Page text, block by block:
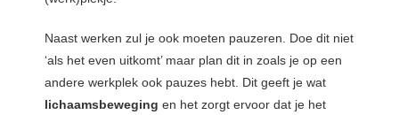
Naast werken zul je ook moeten pauzeren. Doe dit niet
‘als het even uitkomt’ maar plan dit in zoals je op een
andere werkplek ook pauzes hebt. Dit geeft je wat
lichaamsbeweging en het zorgt ervoor dat je het